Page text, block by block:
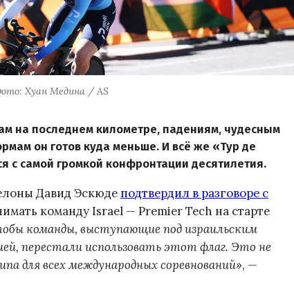
Хуан Медина / AS
на последнем километре, падениям, чудесным
он готов куда меньше. И всё же «Тур де
с самой громкой конфронтации десятилетия.
Давид Эскюде подтвердил в разговоре с
команду Israel — Premier Tech на старте
команды, выступающие под израильским
перестали использовать этот флаг. Это не
для всех международных соревнований», —